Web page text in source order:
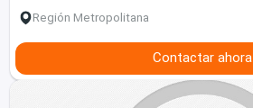
Región Metropolitana
Contactar ahora